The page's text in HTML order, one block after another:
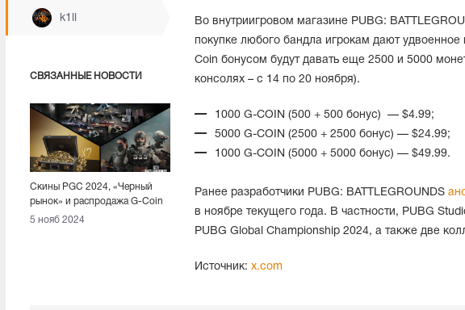
k1ll
СВЯЗАННЫЕ НОВОСТИ
Скины PGC 2024, «Черный
рынок» и распродажа G-Coin
— ноябрьское обновление
5 нояб 2024
Во внутриигровом магазине PUBG:
покупке любого бандла игрокам дают
Coin бонусом будут давать еще 2500 и 5000
консолях – с 14 по 20 ноября).
1000 G-COIN (500 + 500 бонус) — $4.99;
5000 G-COIN (2500 + 2500 бонус) — $24.99;
1000 G-COIN (5000 + 5000 бонус) — $49.99.
Ранее разработчики PUBG: BATTLEGROUNDS
в ноябре текущего года. В частности, PUBG
PUBG Global Championship 2024, а также две
Источник: x.com